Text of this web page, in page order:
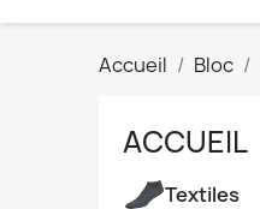
Accueil Bloc
ACCUEIL
Textiles